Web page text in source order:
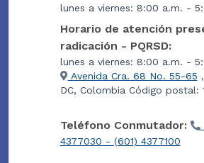
lunes a viernes: 8:00 a.m. -
Horario de atención
radicación - PQRSD:
lunes a viernes: 8:00 a.m. -
Avenida Cra. 68 No. 55-65
DC, Colombia Código postal:
Teléfono Conmutador:
4377030 - (601) 4377100